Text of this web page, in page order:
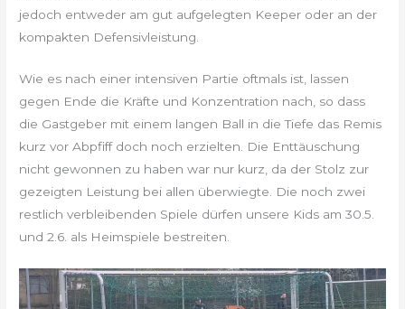
jedoch entweder am gut aufgelegten Keeper oder an der
kompakten Defensivleistung.
Wie es nach einer intensiven Partie oftmals ist, lassen
gegen Ende die Kräfte und Konzentration nach, so dass
die Gastgeber mit einem langen Ball in die Tiefe das Remis
kurz vor Abpfiff doch noch erzielten. Die Enttäuschung
nicht gewonnen zu haben war nur kurz, da der Stolz zur
gezeigten Leistung bei allen überwiegte. Die noch zwei
restlich verbleibenden Spiele dürfen unsere Kids am 30.5.
und 2.6. als Heimspiele bestreiten.